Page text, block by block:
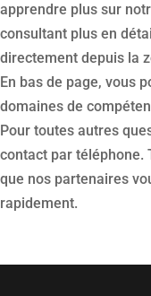
apprendre plus sur
consultant plus en
directement depuis la
En bas de page, vous
domaines de
Pour toutes autres
contact par téléphone.
que nos partenaires
rapidement.